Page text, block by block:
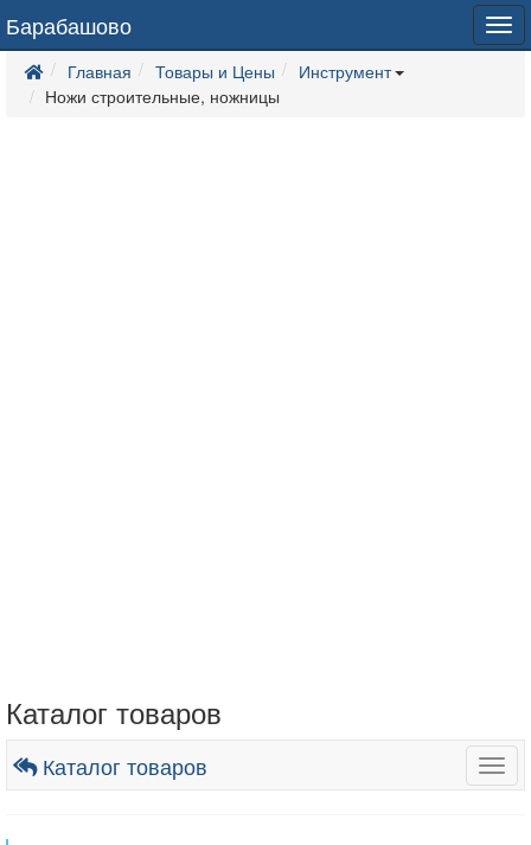
Барабашово
Главная Товары и Цены
Инструмент
Ножи строительные, ножницы
Каталог товаров
Каталог товаров